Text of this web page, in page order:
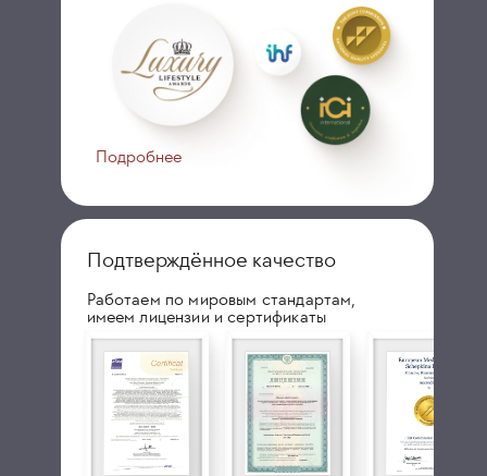
Подробнее
Подтверждённое качество
Работаем по мировым стандартам,
имеем лицензии и сертификаты